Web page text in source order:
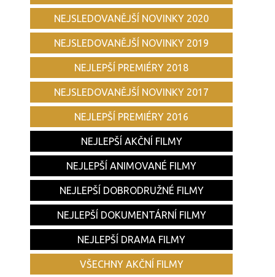
NEJSLEDOVANĚJŠÍ NOVINKY 2020
NEJSLEDOVANĚJŠÍ NOVINKY 2019
NEJLEPŠÍ PREMIÉRY 2018
NEJSLEDOVANĚJŠÍ NOVINKY 2017
NEJLEPŠÍ PREMIÉRY 2016
NEJLEPŠÍ AKČNÍ FILMY
NEJLEPŠÍ ANIMOVANÉ FILMY
NEJLEPŠÍ DOBRODRUŽNÉ FILMY
NEJLEPŠÍ DOKUMENTÁRNÍ FILMY
NEJLEPŠÍ DRAMA FILMY
VŠECHNY AKČNÍ FILMY